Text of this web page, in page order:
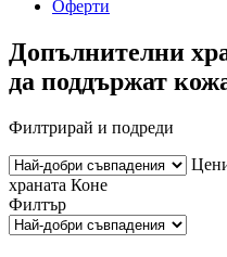
Оферти
Допълнителни
да поддържат
Филтрирай и подреди
храната Коне
Филтър